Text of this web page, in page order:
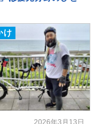
け
2026年3月13日